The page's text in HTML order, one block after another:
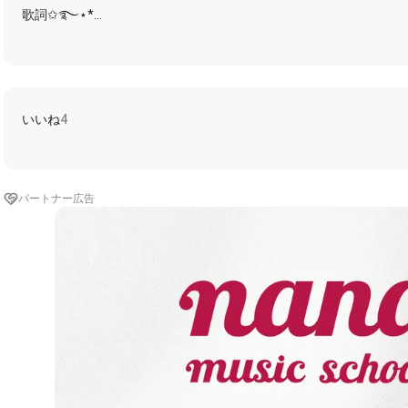
歌詞✩࿐⋆*
夕焼け雲 幾重もの色を
いいね4
パートナー広告